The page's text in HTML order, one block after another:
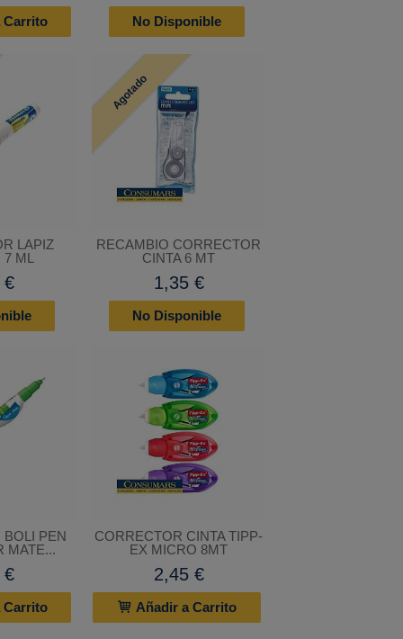
Carrito No Disponible
LAPIZ
ML
€
Agotado
RECAMBIO CORRECTOR
CINTA 6 MT
1,35 €
No Disponible
BOLI PEN
MATE...
€
Carrito
CORRECTOR CINTA TIPP-
EX MICRO 8MT
2,45 €
Añadir a Carrito